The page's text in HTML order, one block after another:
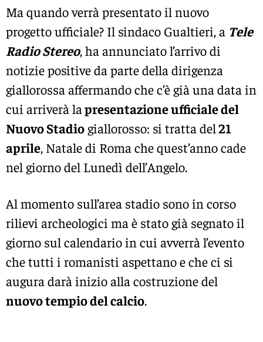
Ma quando verrà presentato il nuovo
progetto ufficiale? Il sindaco Gualtieri, a Tele
Radio Stereo, ha annunciato l’arrivo di
notizie positive da parte della dirigenza
giallorossa affermando che c’è già una data in
cui arriverà lapresentazione ufficiale del
Nuovo Stadiogiallorosso: si tratta del21
aprile, Natale di Roma che quest’anno cade
nel giorno del Lunedì dell’Angelo.
Al momento sull’area stadio sono in corso
rilievi archeologici ma è stato già segnato il
giorno sul calendario in cui avverrà l’evento
che tutti i romanisti aspettano e che ci si
augura darà inizio alla costruzione del
nuovo tempio del calcio.